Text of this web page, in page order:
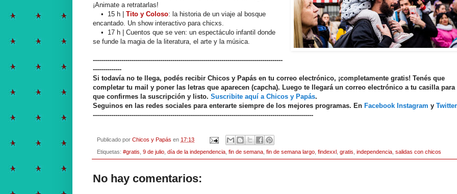
¡Animate a retratarlas!
• 15 h | Tito y Coloso: la historia de un viaje al bosque
encantado. Un show interactivo para chicxs.
• 17 h | Cuentos que se ven: un espectáculo infantil donde
se funde la magia de la literatura, el arte y la música.
---------------------------------------------------------------------------------------------
--------------
Si todavía no te llega, podés recibir Chicos y Papás en tu correo electrónico, ¡completamente gratis! Tenés que
completar tu mail y poner las letras que aparecen (capcha). Luego te llegará un correo electrónico a tu casilla para
que confirmes la suscripción y listo. Suscribite aquí a Chicos y Papás.
Seguinos en las redes sociales para enterarte siempre de los mejores programas. En Facebook Instagram y Twitter
------------------------------------------------------------------------------------------------------------
Publicado por Chicos y Papás en 17:13
Etiquetas: #gratis 9 de julio día de la independencia fin de semana fin de semana largo findexxl gratis independencia salidas con chicos
No hay comentarios: